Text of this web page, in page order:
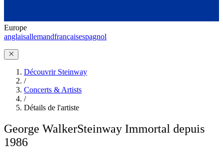
Europe
anglaisallemandfrançaisespagnol
Découvrir Steinway
/
Concerts & Artists
/
Détails de l'artiste
George WalkerSteinway Immortal depuis
1986